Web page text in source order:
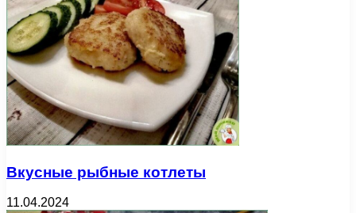
Вкусные рыбные котлеты
11.04.2024